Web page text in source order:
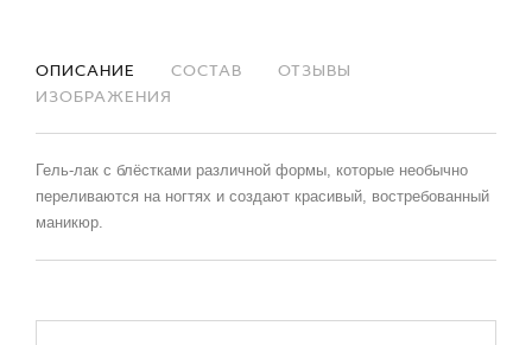
ОПИСАНИЕ СОСТАВ
ОТЗЫВЫ
ИЗОБРАЖЕНИЯ
Гель-лак с блёстками различной формы, которые необычно
переливаются на ногтях и создают красивый, востребованный
маникюр.